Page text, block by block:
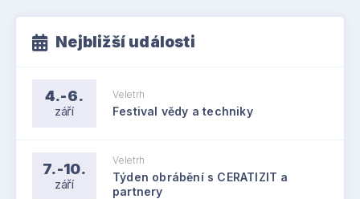
Nejbližší události
4.-6.
září
Veletrh
Festival vědy a techniky
7.-10.
září
Veletrh
Týden obrábění s CERATIZIT a
partnery